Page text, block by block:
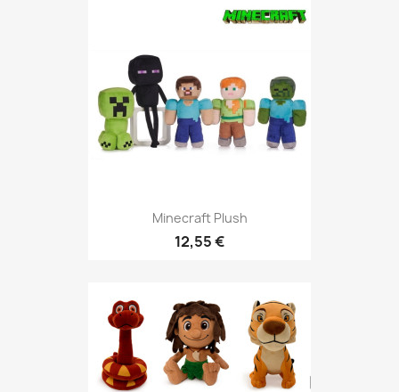
Minecraft Plush
12,55 €